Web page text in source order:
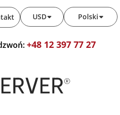
Polski
USD
+48 12 397 77 27